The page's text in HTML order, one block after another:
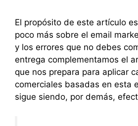
El propósito de este artículo
poco más sobre el email
y los errores que no debes
entrega complementamos el
que nos prepara para aplicar
comerciales basadas en esta
sigue siendo, por demás,